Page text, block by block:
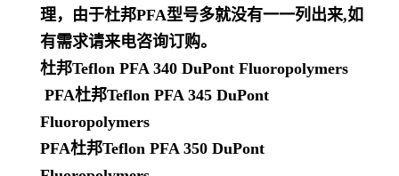
理，由于杜邦PFA型号多就没有一一列出来,如
有需求请来电咨询订购。
杜邦Teflon PFA 340 DuPont Fluoropolymers
PFA杜邦Teflon PFA 345 DuPont
Fluoropolymers
PFA杜邦Teflon PFA 350 DuPont